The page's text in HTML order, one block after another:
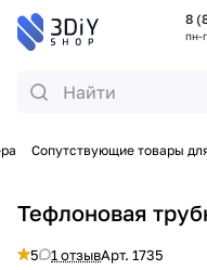
8
пн-
Сопутствующие товары
Тефлоновая
5 1 отзывАрт. 1735